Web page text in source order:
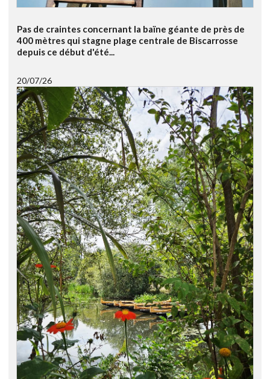
Pas de craintes concernant la baïne géante de près de
400 mètres qui stagne plage centrale de Biscarrosse
depuis ce début d'été...
20/07/26